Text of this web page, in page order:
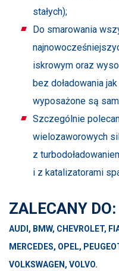
stałych);
Do smarowania
iskrowym oraz
bez doładowania
wyposażone są
Szczególnie
wielozaworowych
z
i z katalizatorami
ZALECANY DO:
AUDI, BMW, CHEVROLET,
MERCEDES, OPEL,
VOLKSWAGEN, VOLVO.